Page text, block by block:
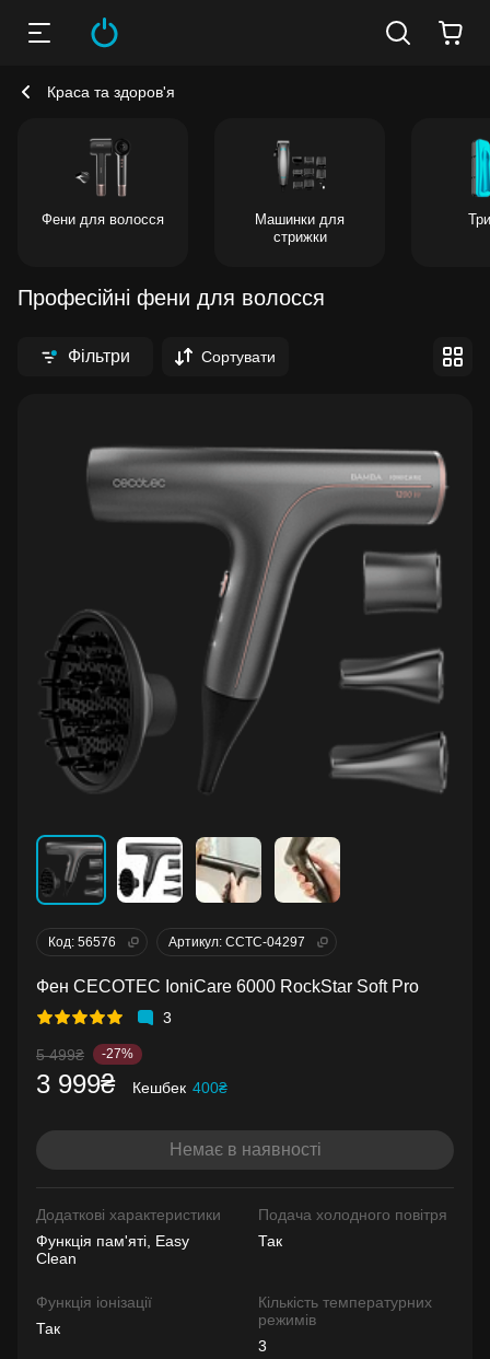
Краса та здоров'я
Фени для волосся
Машинки для
стрижки
Професійні фени для волосся
Фільтри Сортувати
Код: 56576 Артикул: CCTC-04297
Фен CECOTEC IoniCare 6000 RockStar Soft Pro
3
5 499₴ -27%
3 999₴ Кешбек 400₴
Немає в наявності
Додаткові характеристики
Функція пам'яті, Easy
Clean
Подача холодного повітря
Так
Функція іонізації
Так
Кількість температурних
режимів
3